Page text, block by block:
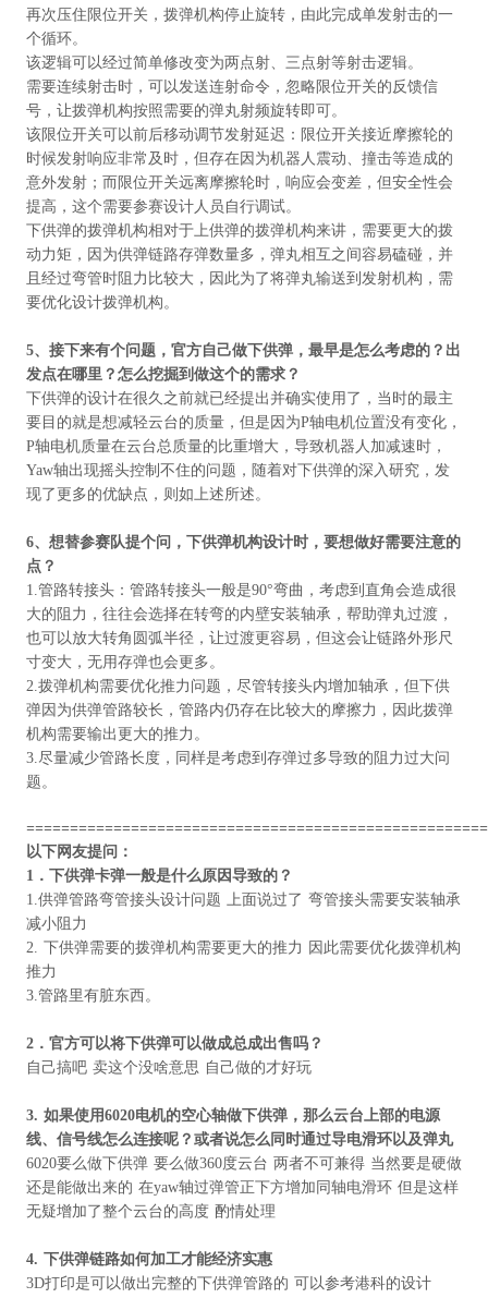
再次压住限位开关，拨弹机构停止旋转，由此完成单发射击的一
个循环。
该逻辑可以经过简单修改变为两点射、三点射等射击逻辑。
需要连续射击时，可以发送连射命令，忽略限位开关的反馈信
号，让拨弹机构按照需要的弹丸射频旋转即可。
该限位开关可以前后移动调节发射延迟：限位开关接近摩擦轮的
时候发射响应非常及时，但存在因为机器人震动、撞击等造成的
意外发射；而限位开关远离摩擦轮时，响应会变差，但安全性会
提高，这个需要参赛设计人员自行调试。
下供弹的拨弹机构相对于上供弹的拨弹机构来讲，需要更大的拨
动力矩，因为供弹链路存弹数量多，弹丸相互之间容易磕碰，并
且经过弯管时阻力比较大，因此为了将弹丸输送到发射机构，需
要优化设计拨弹机构。
5、接下来有个问题，官方自己做下供弹，最早是怎么考虑的？出
发点在哪里？怎么挖掘到做这个的需求？
下供弹的设计在很久之前就已经提出并确实使用了，当时的最主
要目的就是想减轻云台的质量，但是因为P轴电机位置没有变化，
P轴电机质量在云台总质量的比重增大，导致机器人加减速时，
Yaw轴出现摇头控制不住的问题，随着对下供弹的深入研究，发
现了更多的优缺点，则如上述所述。
6、想替参赛队提个问，下供弹机构设计时，要想做好需要注意的
点？
1.管路转接头：管路转接头一般是90°弯曲，考虑到直角会造成很
大的阻力，往往会选择在转弯的内壁安装轴承，帮助弹丸过渡，
也可以放大转角圆弧半径，让过渡更容易，但这会让链路外形尺
寸变大，无用存弹也会更多。
2.拨弹机构需要优化推力问题，尽管转接头内增加轴承，但下供
弹因为供弹管路较长，管路内仍存在比较大的摩擦力，因此拨弹
机构需要输出更大的推力。
3.尽量减少管路长度，同样是考虑到存弹过多导致的阻力过大问
题。
以下网友提问：
1 ．下供弹卡弹一般是什么原因导致的？
1.供弹管路弯管接头设计问题 上面说过了 弯管接头需要安装轴承
减小阻力
2. 下供弹需要的拨弹机构需要更大的推力 因此需要优化拨弹机构
推力
3.管路里有脏东西。
2 ．官方可以将下供弹可以做成总成出售吗？
自己搞吧 卖这个没啥意思 自己做的才好玩
3. 如果使用6020电机的空心轴做下供弹，那么云台上部的电源
线、信号线怎么连接呢？或者说怎么同时通过导电滑环以及弹丸
6020要么做下供弹 要么做360度云台 两者不可兼得 当然要是硬做
还是能做出来的 在yaw轴过弹管正下方增加同轴电滑环 但是这样
无疑增加了整个云台的高度 酌情处理
4. 下供弹链路如何加工才能经济实惠
3D打印是可以做出完整的下供弹管路的 可以参考港科的设计